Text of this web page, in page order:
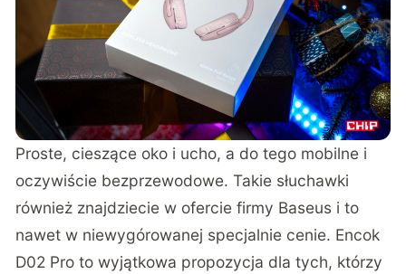
Proste, cieszące oko i ucho, a do tego mobilne i
oczywiście bezprzewodowe. Takie słuchawki
również znajdziecie w ofercie firmy Baseus i to
nawet w niewygórowanej specjalnie cenie. Encok
D02 Pro to wyjątkowa propozycja dla tych, którzy